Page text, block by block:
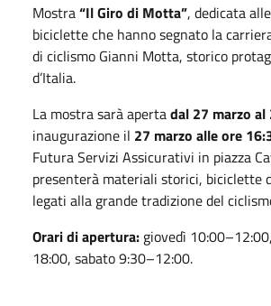
Mostra“Il Giro di Motta”, dedicata
biciclette che hanno segnato la
di ciclismo Gianni Motta, storico
d’Italia.
La mostra sarà apertadal 27 marzo
inaugurazione il 27 marzo alle ore
Futura Servizi Assicurativi in piazza
presenterà materiali storici, biciclette
legati alla grande tradizione del
Orari di apertura: giovedì
18:00, sabato 9:30–12:00.